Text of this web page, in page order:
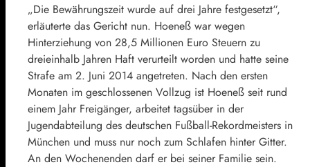
„Die Bewährungszeit wurde auf drei Jahre festgesetzt“,
erläuterte das Gericht nun. Hoeneß war wegen
Hinterziehung von 28,5 Millionen Euro Steuern zu
dreieinhalb Jahren Haft verurteilt worden und hatte seine
Strafe am 2. Juni 2014 angetreten. Nach den ersten
Monaten im geschlossenen Vollzug ist Hoeneß seit rund
einem Jahr Freigänger, arbeitet tagsüber in der
Jugendabteilung des deutschen Fußball-Rekordmeisters in
München und muss nur noch zum Schlafen hinter Gitter.
An den Wochenenden darf er bei seiner Familie sein.